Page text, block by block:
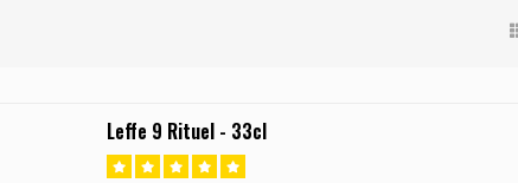
Leffe 9 Rituel - 33cl